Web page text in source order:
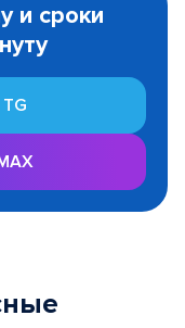
и сроки